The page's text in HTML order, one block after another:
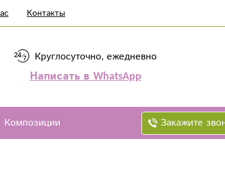
Контакты
Круглосуточно, ежедневно
Написать в WhatsApp
Композиции Закажите